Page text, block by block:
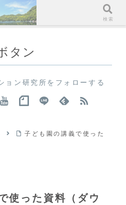
タン
ョン研究所をフォローする
子ども園の講義で使った
使った資料（ダウ
検索